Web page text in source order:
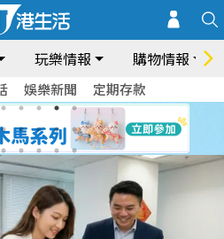
玩樂情報 購物情報
娛樂新聞 定期存款